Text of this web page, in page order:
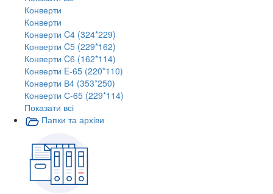
Конверти
Конверти
Конверти C4 (324*229)
Конверти C5 (229*162)
Конверти C6 (162*114)
Конверти E-65 (220*110)
Конверти В4 (353*250)
Конверти С-65 (229*114)
Показати всі
Папки та архіви